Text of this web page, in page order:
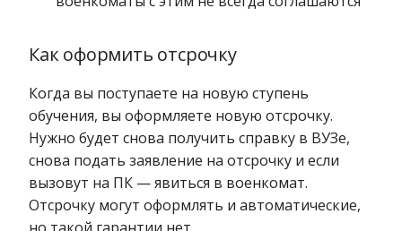
Как оформить отсрочку
Когда вы поступаете на новую ступень
обучения, вы оформляете новую отсрочку.
Нужно будет снова получить справку в ВУЗе,
снова подать заявление на отсрочку и если
вызовут на ПК — явиться в военкомат.
Отсрочку могут оформлять и автоматические,
но такой гарантии нет.